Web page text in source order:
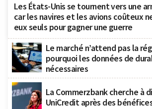
Les États-Unis se tournent vers une
car les navires et les avions coûteux
eux seuls pour gagner une guerre
Le marché n’attend pas la
pourquoi les données de
nécessaires
La Commerzbank cherche à
UniCredit après des